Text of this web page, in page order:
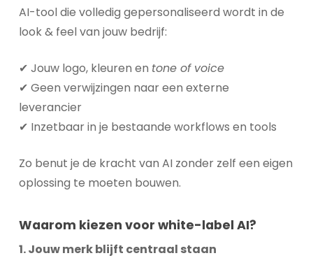
AI-tool die volledig gepersonaliseerd wordt in de
look & feel van jouw bedrijf:
✔ Jouw logo, kleuren en tone of voice
✔ Geen verwijzingen naar een externe
leverancier
✔ Inzetbaar in je bestaande workflows en tools
Zo benut je de kracht van AI zonder zelf een eigen
oplossing te moeten bouwen.
Waarom kiezen voor white-label AI?
1. Jouw merk blijft centraal staan